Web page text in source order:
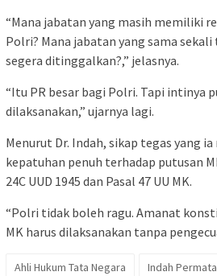
“Mana jabatan yang masih memiliki
Polri? Mana jabatan yang sama
segera ditinggalkan?,” jelasnya.
“Itu PR besar bagi Polri. Tapi intinya
dilaksanakan,” ujarnya lagi.
Menurut Dr. Indah, sikap tegas yang
kepatuhan penuh terhadap putusan
24C UUD 1945 dan Pasal 47 UU MK.
“Polri tidak boleh ragu. Amanat
MK harus dilaksanakan tanpa
Ahli Hukum Tata Negara Indah